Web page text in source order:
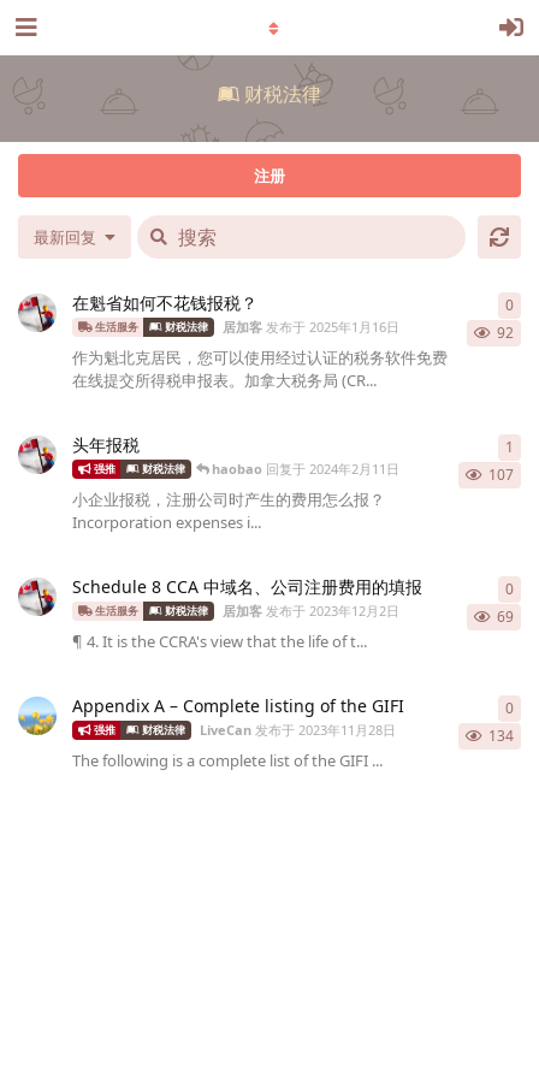
财税法律
注册
最新回复
在魁省如何不花钱报税？
生活服务 财税法律 居加客发布于 2025年1月16日 92
作为魁北克居民，您可以使用经过认证的税务软件免费
在线提交所得税申报表。加拿大税务局 (CR...
0
头年报税
强推 财税法律 haobao 回复于 2024年2月11日 107
小企业报税，注册公司时产生的费用怎么报？
Incorporation expenses i...
1
Schedule 8 CCA 中域名、公司注册费用的填报
生活服务 财税法律 居加客发布于 2023年12月2日 69
¶ 4. It is the CCRA's view that the life of t...
0
Appendix A – Complete listing of the GIFI
强推 财税法律 LiveCan发布于 2023年11月28日 134
The following is a complete list of the GIFI ...
0